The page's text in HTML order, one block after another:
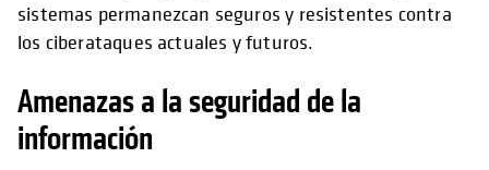
sistemas permanezcan seguros y resistentes contra
los ciberataques actuales y futuros.
Amenazas a la seguridad de la
información